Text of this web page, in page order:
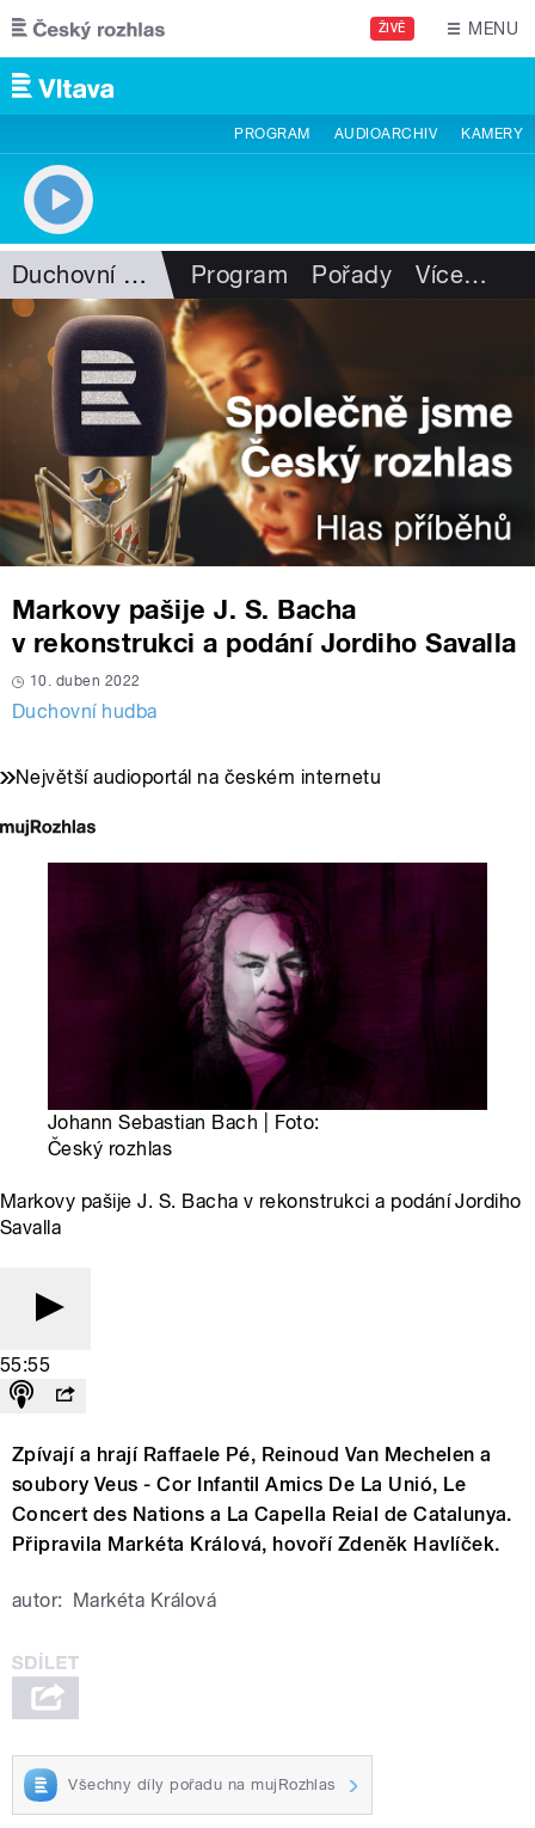
Přejít k hlavnímu obsahu
ŽIVĚ MENU
PROGRAM AUDIOARCHIV KAMERY
Duchovní hudba Program Pořady Více…
Markovy pašije J. S. Bacha
v rekonstrukci a podání Jordiho Savalla
10. duben 2022
Duchovní hudba
Největší audioportál na českém internetu
Johann Sebastian Bach | Foto:
Český rozhlas
Markovy pašije J. S. Bacha v rekonstrukci a podání Jordiho
Savalla
55:55
Zpívají a hrají Raffaele Pé, Reinoud Van Mechelen a
soubory Veus - Cor Infantil Amics De La Unió, Le
Concert des Nations a La Capella Reial de Catalunya.
Připravila Markéta Králová, hovoří Zdeněk Havlíček.
autor: Markéta Králová
Všechny díly pořadu na mujRozhlas